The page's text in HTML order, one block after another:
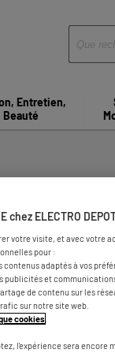
Entretien,
Beauté
chez ELECTRO
votre visite, et avec votre
pour :
contenus adaptés à vos
publicités et
de contenu sur les
sur notre site web.
cookies
l'expérience sera encore